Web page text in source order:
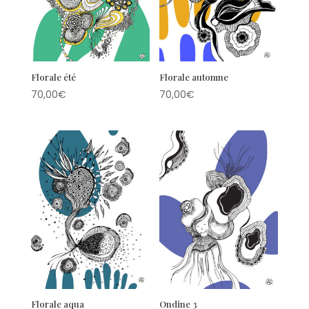
Florale été
70,00€
Florale automne
70,00€
Florale aqua Ondine 3